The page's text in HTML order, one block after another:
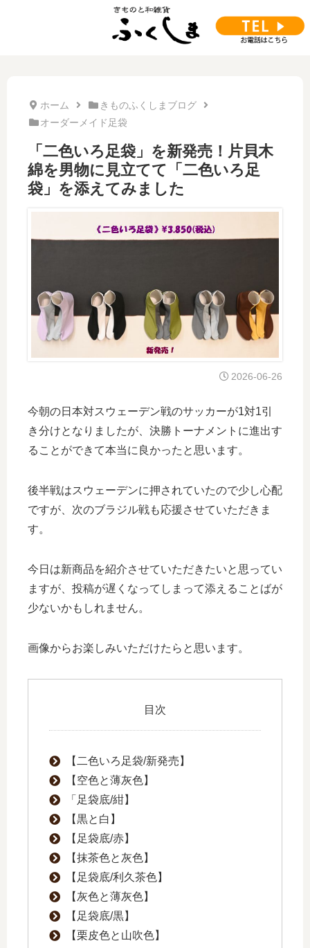
ホーム
きものふくしまブログ
オーダーメイド足袋
「二色いろ足袋」を新発売！片貝木
綿を男物に見立てて「二色いろ足
袋」を添えてみました
2026-06-26
今朝の日本対スウェーデン戦のサッカーが1対1引
き分けとなりましたが、決勝トーナメントに進出す
ることができて本当に良かったと思います。
後半戦はスウェーデンに押されていたので少し心配
ですが、次のブラジル戦も応援させていただきま
す。
今日は新商品を紹介させていただきたいと思ってい
ますが、投稿が遅くなってしまって添えることばが
少ないかもしれません。
画像からお楽しみいただけたらと思います。
目次
【二色いろ足袋/新発売】
【空色と薄灰色】
「足袋底/紺】
【黒と白】
【足袋底/赤】
【抹茶色と灰色】
【足袋底/利久茶色】
【灰色と薄灰色】
【足袋底/黒】
【栗皮色と山吹色】